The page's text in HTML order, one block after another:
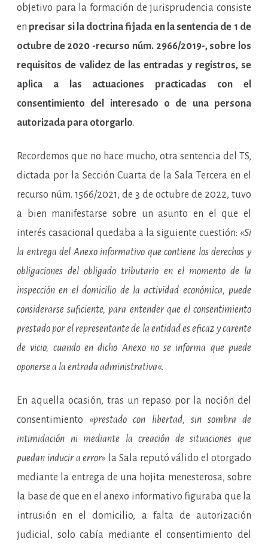
objetivo para la formación de jurisprudencia consiste
en precisar si la doctrina fijada en la sentencia de 1 de
octubre de 2020 -recurso núm. 2966/2019-, sobre los
requisitos de validez de las entradas y registros, se
aplica a las actuaciones practicadas con el
consentimiento del interesado o de una persona
autorizada para otorgarlo.
Recordemos que no hace mucho, otra sentencia del TS,
dictada por la Sección Cuarta de la Sala Tercera en el
recurso núm. 1566/2021, de 3 de octubre de 2022, tuvo
a bien manifestarse sobre un asunto en el que el
interés casacional quedaba a la siguiente cuestión: «Si
la entrega del Anexo informativo que contiene los derechos y
obligaciones del obligado tributario en el momento de la
inspección en el domicilio de la actividad económica, puede
considerarse suficiente, para entender que el consentimiento
prestado por el representante de la entidad es eficaz y carente
de vicio, cuando en dicho Anexo no se informa que puede
oponerse a la entrada administrativa«.
En aquella ocasión, tras un repaso por la noción del
consentimiento «prestado con libertad, sin sombra de
intimidación ni mediante la creación de situaciones que
puedan inducir a error» la Sala reputó válido el otorgado
mediante la entrega de una hojita menesterosa, sobre
la base de que en el anexo informativo figuraba que la
intrusión en el domicilio, a falta de autorización
judicial, solo cabía mediante el consentimiento del